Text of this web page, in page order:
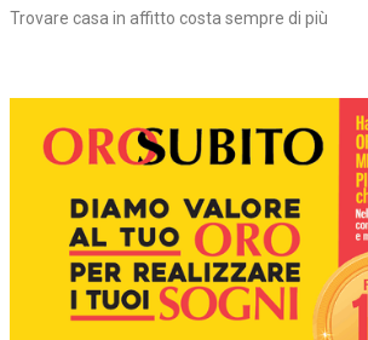
Trovare casa in affitto costa sempre di più